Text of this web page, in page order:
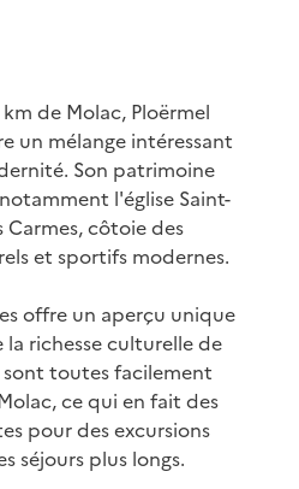
de Molac, Ploërmel
un mélange intéressant
Son patrimoine
l'église Saint-
côtoie des
et sportifs modernes.
offre un aperçu unique
richesse culturelle de
sont toutes facilement
ce qui en fait des
pour des excursions
séjours plus longs.